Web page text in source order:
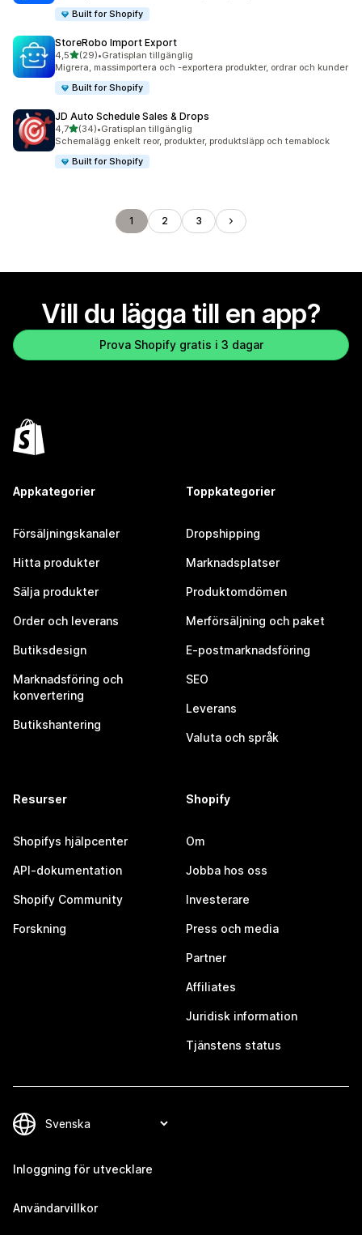
Built for Shopify
StoreRobo Import Export
4,5av 5 stjärnor
(29)
29 recensioner totalt
•Gratisplan tillgänglig
Migrera, massimportera och -exportera produkter, ordrar och kunder
Built for Shopify
JD Auto Schedule Sales & Drops
4,7av 5 stjärnor
(34)
34 recensioner totalt
•Gratisplan tillgänglig
Schemalägg enkelt reor, produkter, produktsläpp och temablock
Built for Shopify
1 2 3
Vill du lägga till en app?
Prova Shopify gratis i 3 dagar
Appkategorier
Försäljningskanaler
Hitta produkter
Sälja produkter
Order och leverans
Butiksdesign
Marknadsföring och
konvertering
Butikshantering
Toppkategorier
Dropshipping
Marknadsplatser
Produktomdömen
Merförsäljning och paket
E-postmarknadsföring
SEO
Leverans
Valuta och språk
Resurser
Shopifys hjälpcenter
API-dokumentation
Shopify Community
Forskning
Shopify
Om
Jobba hos oss
Investerare
Press och media
Partner
Affiliates
Juridisk information
Tjänstens status
Inloggning för utvecklare
Användarvillkor